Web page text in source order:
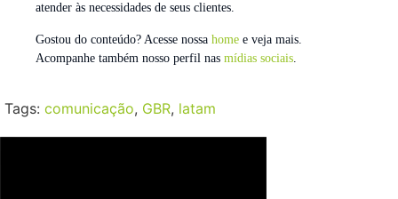
atender às necessidades de seus clientes.
Gostou do conteúdo? Acesse nossa home e veja mais.
Acompanhe também nosso perfil nas mídias sociais
Tags: comunicação, GBR, latam